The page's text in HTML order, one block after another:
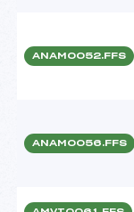
ANAM0052.FFS
ANAM0056.FFS